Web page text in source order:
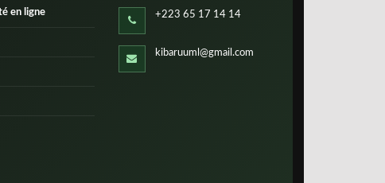
en ligne +223 65 17 14 14
kibaruuml@gmail.com